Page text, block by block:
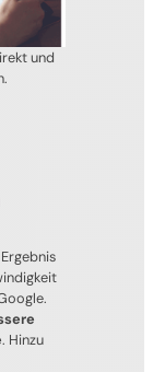
und
. Hinzu